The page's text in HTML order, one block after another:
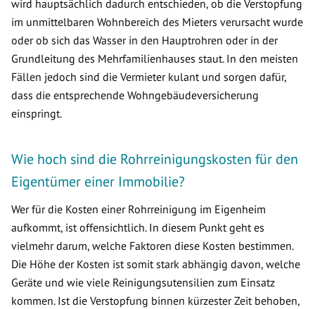
wird hauptsächlich dadurch entschieden, ob die Verstopfung
im unmittelbaren Wohnbereich des Mieters verursacht wurde
oder ob sich das Wasser in den Hauptrohren oder in der
Grundleitung des Mehrfamilienhauses staut. In den meisten
Fällen jedoch sind die Vermieter kulant und sorgen dafür,
dass die entsprechende Wohngebäudeversicherung
einspringt.
Wie hoch sind die Rohrreinigungskosten für den
Eigentümer einer Immobilie?
Wer für die Kosten einer Rohrreinigung im Eigenheim
aufkommt, ist offensichtlich. In diesem Punkt geht es
vielmehr darum, welche Faktoren diese Kosten bestimmen.
Die Höhe der Kosten ist somit stark abhängig davon, welche
Geräte und wie viele Reinigungsutensilien zum Einsatz
kommen. Ist die Verstopfung binnen kürzester Zeit behoben,